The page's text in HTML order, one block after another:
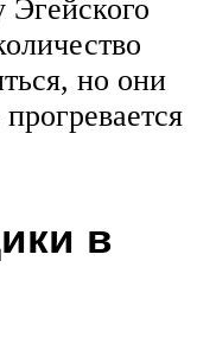
Эгейского
но они
в